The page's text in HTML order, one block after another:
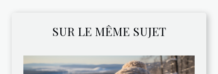
SUR LE MÊME SUJET